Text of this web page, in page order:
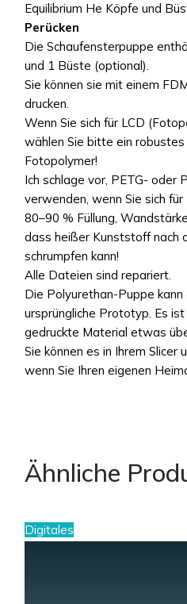
Equilibrium He Köpfe und
Perücken
Die Schaufensterpuppe
und 1 Büste (optional).
Sie können sie mit einem
drucken.
Wenn Sie sich für LCD
wählen Sie bitte ein
Fotopolymer!
Ich schlage vor, PETG- oder
verwenden, wenn Sie sich
80–90 % Füllung,
dass heißer Kunststoff nach
schrumpfen kann!
Alle Dateien sind repariert.
Die Polyurethan-Puppe
ursprüngliche Prototyp. Es
gedruckte Material etwas
Sie können es in Ihrem Slicer
wenn Sie Ihren eigenen
Ähnliche
Digitales